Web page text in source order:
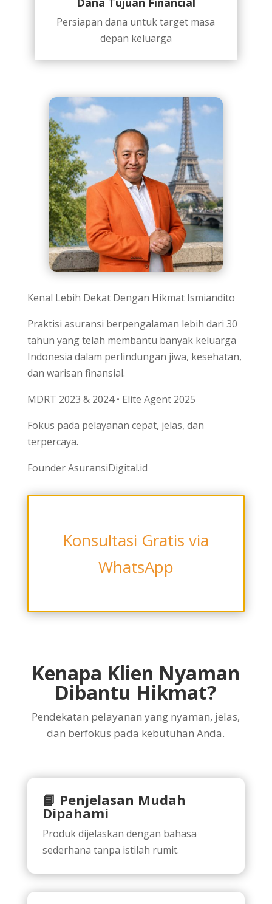
Persiapan dana untuk target masa
depan keluarga
Kenal Lebih Dekat Dengan Hikmat Ismiandito
Praktisi asuransi berpengalaman lebih dari 30
tahun yang telah membantu banyak keluarga
Indonesia dalam perlindungan jiwa, kesehatan,
dan warisan finansial.
MDRT 2023 & 2024 • Elite Agent 2025
Fokus pada pelayanan cepat, jelas, dan
terpercaya.
Founder AsuransiDigital.id
Konsultasi Gratis via
WhatsApp
Kenapa Klien Nyaman
Dibantu Hikmat?
Pendekatan pelayanan yang nyaman, jelas,
dan berfokus pada kebutuhan Anda.
📘 Penjelasan Mudah
Dipahami
Produk dijelaskan dengan bahasa
sederhana tanpa istilah rumit.